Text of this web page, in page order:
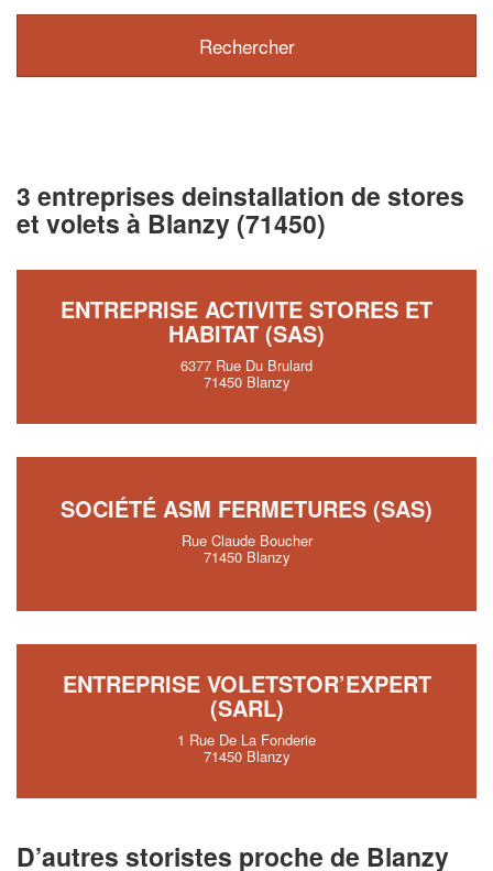
3 entreprises deinstallation de stores
et volets à Blanzy (71450)
ENTREPRISE ACTIVITE STORES ET
HABITAT (SAS)
6377 Rue Du Brulard
71450 Blanzy
SOCIÉTÉ ASM FERMETURES (SAS)
Rue Claude Boucher
71450 Blanzy
ENTREPRISE VOLETSTOR’EXPERT
(SARL)
1 Rue De La Fonderie
71450 Blanzy
D’autres storistes proche de Blanzy